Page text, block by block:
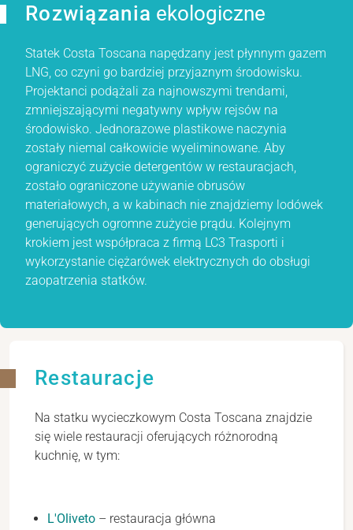
Rozwiązania ekologiczne
Statek Costa Toscana napędzany jest płynnym gazem
LNG, co czyni go bardziej przyjaznym środowisku.
Projektanci podążali za najnowszymi trendami,
zmniejszającymi negatywny wpływ rejsów na
środowisko. Jednorazowe plastikowe naczynia
zostały niemal całkowicie wyeliminowane. Aby
ograniczyć zużycie detergentów w restauracjach,
zostało ograniczone używanie obrusów
materiałowych, a w kabinach nie znajdziemy lodówek
generujących ogromne zużycie prądu. Kolejnym
krokiem jest współpraca z firmą LC3 Trasporti i
wykorzystanie ciężarówek elektrycznych do obsługi
zaopatrzenia statków.
Restauracje
Na statku wycieczkowym Costa Toscana znajdzie
się wiele restauracji oferujących różnorodną
kuchnię, w tym:
L'Oliveto – restauracja główna